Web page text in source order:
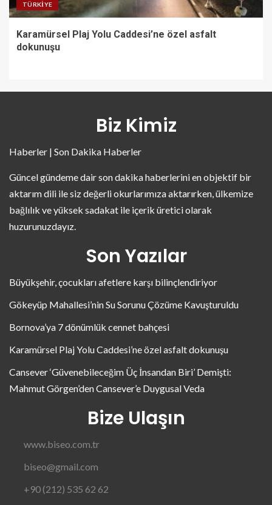
TÜRKIYE
Karamürsel Plaj Yolu Caddesi’ne özel asfalt
dokunuşu
Biz Kimiz
Haberler | Son Dakika Haberler
Güncel gündeme dair son dakika haberlerini en objektif bir
aktarım dili ile siz değerli okurlarımıza aktarırken, ülkemize
bağlılık ve yüksek sadakat ile içerik üretici olarak
huzurunuzdayız.
Son Yazılar
Büyükşehir, çocukları afetlere karşı bilinçlendiriyor
Gökeyüp Mahallesi’nin Su Sorunu Çözüme Kavuşturuldu
Bornova’ya 7 dönümlük cennet bahçesi
Karamürsel Plaj Yolu Caddesi’ne özel asfalt dokunuşu
Cansever ‘Güvenebileceğim Üç İnsandan Biri’ Demişti:
Mahmut Görgen’den Cansever’e Duygusal Veda
Bize Ulaşın
www.biseo.com.tr
biseo@gmail.com
+90 (212) 535 62 62